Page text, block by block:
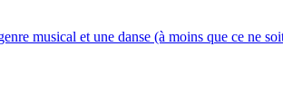
musical et une danse (à moins que ce ne